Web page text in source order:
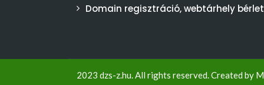
Domain regisztráció, webtárhely bérlet
2023 dzs-z.hu. All rights reserved. Created by